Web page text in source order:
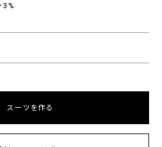
3%
スーツを作る